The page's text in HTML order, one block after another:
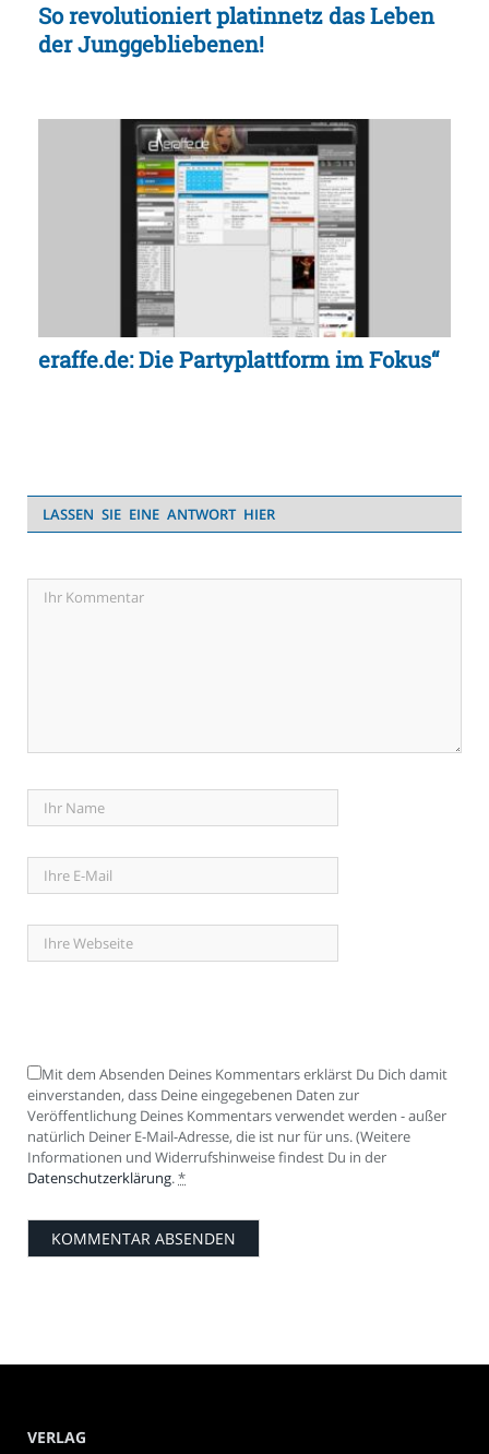
So revolutioniert platinnetz das Leben
der Junggebliebenen!
eraffe.de: Die Partyplattform im Fokus“
LASSEN SIE EINE ANTWORT HIER
Mit dem Absenden Deines Kommentars erklärst Du Dich damit
einverstanden, dass Deine eingegebenen Daten zur
Veröffentlichung Deines Kommentars verwendet werden - außer
natürlich Deiner E-Mail-Adresse, die ist nur für uns. (Weitere
Informationen und Widerrufshinweise findest Du in der
Datenschutzerklärung. *
VERLAG